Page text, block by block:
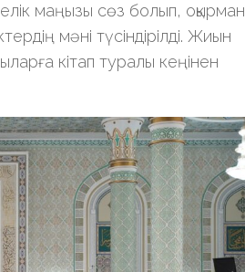
маңызы сөз болып, оқырман
мәні түсіндірілді. Жиын
кітап туралы кеңінен